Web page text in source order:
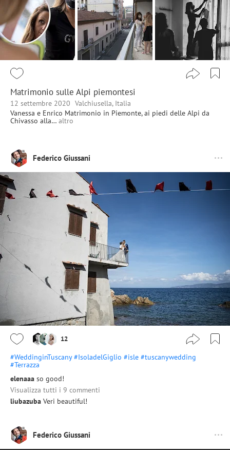
Matrimonio sulle Alpi piemontesi
12 settembre 2020 Valchiusella, Italia
Vanessa e Enrico Matrimonio in Piemonte, ai piedi delle Alpi da
Chivasso alla… altro
Federico Giussani
12
#WeddinginTuscany #IsoladelGiglio #isle #tuscanywedding
#Terrazza
elenaaa so good!
Visualizza tutti i 9 commenti
liubazuba Veri beautiful!
Federico Giussani